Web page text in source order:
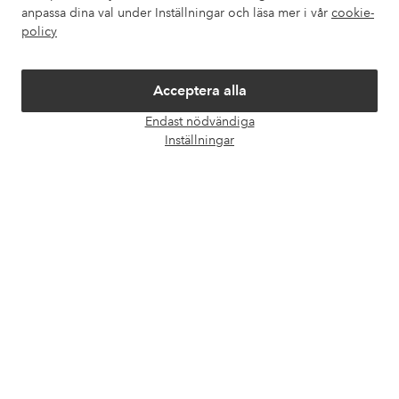
anpassa dina val under Inställningar och läsa mer i vår cookie-
policy
Acceptera alla
Endast nödvändiga
Inställningar
Om Ellos
Villkor